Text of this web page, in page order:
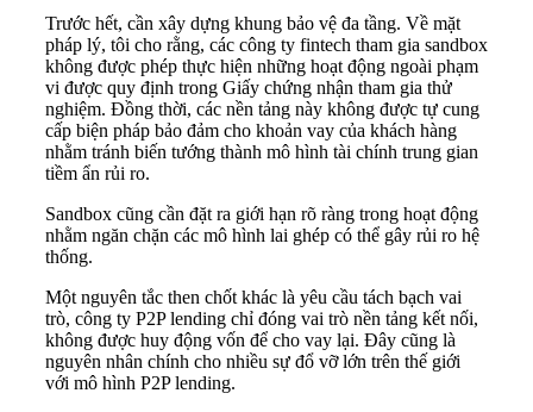
Trước hết, cần xây dựng khung bảo vệ đa tầng. Về mặt
pháp lý, tôi cho rằng, các công ty fintech tham gia sandbox
không được phép thực hiện những hoạt động ngoài phạm
vi được quy định trong Giấy chứng nhận tham gia thử
nghiệm. Đồng thời, các nền tảng này không được tự cung
cấp biện pháp bảo đảm cho khoản vay của khách hàng
nhằm tránh biến tướng thành mô hình tài chính trung gian
tiềm ẩn rủi ro.
Sandbox cũng cần đặt ra giới hạn rõ ràng trong hoạt động
nhằm ngăn chặn các mô hình lai ghép có thể gây rủi ro hệ
thống.
Một nguyên tắc then chốt khác là yêu cầu tách bạch vai
trò, công ty P2P lending chỉ đóng vai trò nền tảng kết nối,
không được huy động vốn để cho vay lại. Đây cũng là
nguyên nhân chính cho nhiều sự đổ vỡ lớn trên thế giới
với mô hình P2P lending.